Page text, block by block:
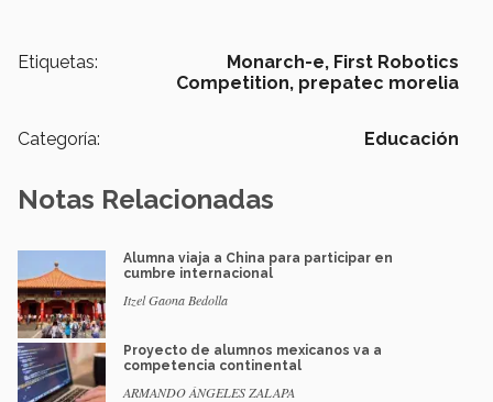
Etiquetas: Monarch-e, First Robotics
Competition, prepatec morelia
Categoría: Educación
Notas Relacionadas
Alumna viaja a China para participar en
cumbre internacional
Itzel Gaona Bedolla
Proyecto de alumnos mexicanos va a
competencia continental
ARMANDO ÁNGELES ZALAPA